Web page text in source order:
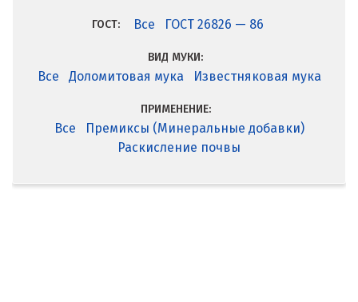
ГОСТ: Все ГОСТ 26826 — 86
ВИД МУКИ:
Все Доломитовая мука Известняковая мука
ПРИМЕНЕНИЕ:
Все
Премиксы (Минеральные добавки)
Раскисление почвы